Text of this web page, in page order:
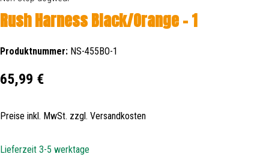
Rush Harness Black/Orange - 1
Produktnummer: NS-455BO-1
Regulärer Preis:
65,99 €
Preise inkl. MwSt. zzgl. Versandkosten
Lieferzeit 3-5 werktage